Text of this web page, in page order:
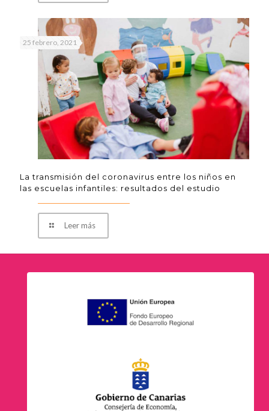
25 febrero, 2021
La transmisión del coronavirus entre los niños en
las escuelas infantiles: resultados del estudio
Leer más